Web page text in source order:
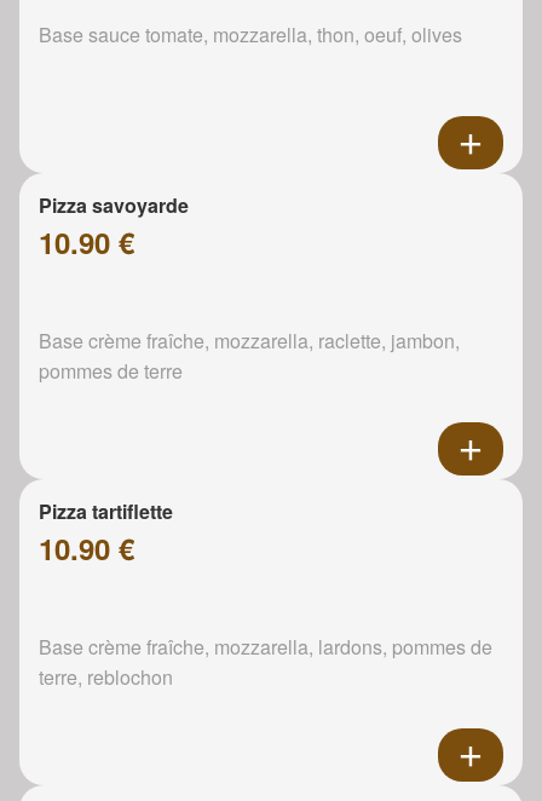
Base sauce tomate, mozzarella, thon, oeuf, olives
Pizza savoyarde
10.90 €
Base crème fraîche, mozzarella, raclette, jambon,
pommes de terre
Pizza tartiflette
10.90 €
Base crème fraîche, mozzarella, lardons, pommes de
terre, reblochon